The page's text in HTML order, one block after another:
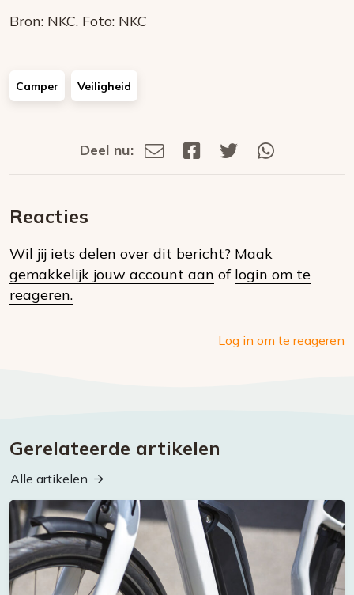
Bron: NKC. Foto: NKC
Camper Veiligheid
Deel
social
Deel nu:
Deel
Deel
Deel
Reacties
Wil jij iets delen over dit bericht? Maak
gemakkelijk jouw account aan of login om te
reageren.
Log in om te reageren
Gerelateerde artikelen
Alle artikelen